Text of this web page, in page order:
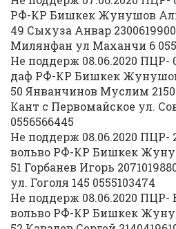
РФ-КР Бишкек Жунушов
49 Сыхуза Анвар
Милянфан ул Маханчи 6
Не поддерж 08.06.2020 ПЦР-
даф РФ-КР Бишкек
50 Янванчинов Муслим
Кант с Первомайское ул.
0556566445
Не поддерж 08.06.2020 ПЦР-
вольво РФ-КР Бишкек
51 Горбанев Игорь
ул. Гоголя 145 0555103474
Не поддерж 08.06.2020 ПЦР-
вольво РФ-КР Бишкек